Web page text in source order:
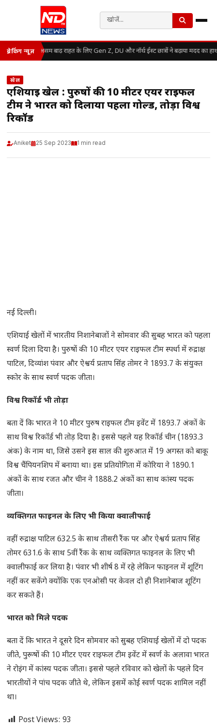
ब्रेकिंग न्यूज़ असम बाढ़ राहत के लिए Gen Z, DU और नॉर्थ ईस्ट छात्रों ने बढ़ाया मदद का
खेल
एशियाई खेल : पुरुषों की 10 मीटर एयर राइफल
टीम ने भारत को दिलाया पहला गोल्ड, तोड़ा विश्व
रिकॉर्ड
Aniket 25 Sep 2023 1 min read
नई दिल्ली।
एशियाई खेलों में भारतीय निशानेबाजों ने सोमवार की सुबह भारत को पहला
स्वर्ण दिला दिया है। पुरुषों की 10 मीटर एयर राइफल टीम स्पर्धा में रुद्राक्ष
पाटिल, दिव्यांश पंवार और ऐश्वर्य प्रताप सिंह तोमर ने 1893.7 के संयुक्त
स्कोर के साथ स्वर्ण पदक जीता।
विश्व रिकॉर्ड भी तोड़ा
बता दें कि भारत ने 10 मीटर पुरुष राइफल टीम इवेंट में 1893.7 अंकों के
साथ विश्व रिकॉर्ड भी तोड़ दिया है। इससे पहले यह रिकॉर्ड चीन (1893.3
अंक) के नाम था, जिसे उसने इस साल की शुरुआत में 19 अगस्त को बाकू
विश्व चैंपियनशिप में बनाया था। इस प्रतियोगिता में कोरिया ने 1890.1
अंकों के साथ रजत और चीन ने 1888.2 अंकों का साथ कांस्य पदक
जीता।
व्यक्तिगत फाइनल के लिए भी किया क्वालीफाई
वहीं रुद्राक्ष पाटिल 632.5 के साथ तीसरी रैंक पर और ऐश्वर्य प्रताप सिंह
तोमर 631.6 के साथ 5वीं रैंक के साथ व्यक्तिगत फाइनल के लिए भी
क्वालीफाई कर लिया है। पंवार भी शीर्ष 8 में रहे लेकिन फाइनल में शूटिंग
नहीं कर सकेंगे क्योंकि एक एनओसी पर केवल दो ही निशानेबाज शूटिंग
कर सकते हैं।
भारत को मिले पदक
बता दें कि भारत ने दूसरे दिन सोमवार को सुबह एशियाई खेलों में दो पदक
जीते, पुरूषों की 10 मीटर एयर राइफल टीम इवेंट में स्वर्ण के अलावा भारत
ने रोइंग में कांस्य पदक जीता। इससे पहले रविवार को खेलों के पहले दिन
भारतीयों ने पांच पदक जीते थे, लेकिन इसमें कोई स्वर्ण पदक शामिल नहीं
था।
Post Views: 93